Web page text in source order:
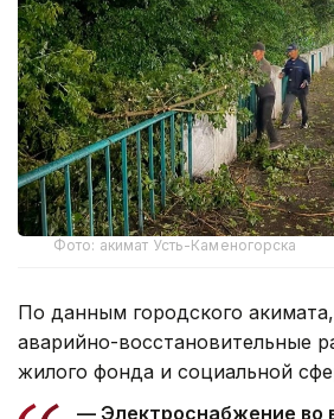
Фото: акимат Усть-Каменогорска
По данным городского
аварийно-восстановительные
жилого фонда и социальной
— Электроснабжение во